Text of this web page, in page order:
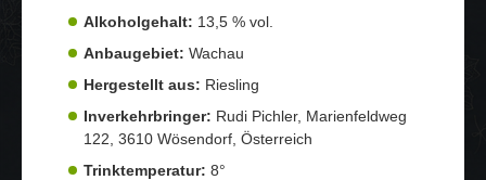
Alkoholgehalt: 13,5 % vol.
Anbaugebiet: Wachau
Hergestellt aus: Riesling
Inverkehrbringer: Rudi Pichler, Marienfeldweg
122, 3610 Wösendorf, Österreich
Trinktemperatur: 8°